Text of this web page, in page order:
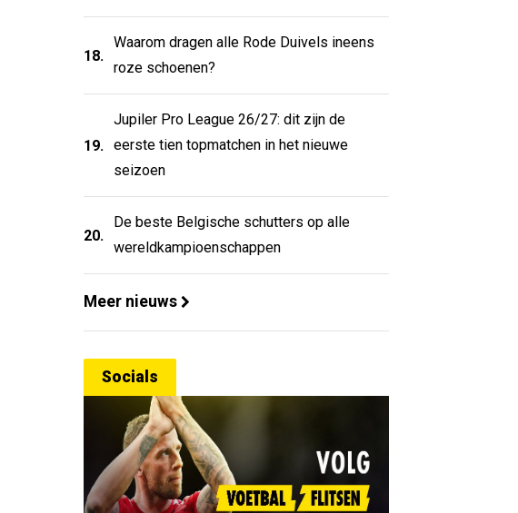
18.
Waarom dragen alle Rode Duivels ineens
roze schoenen?
19.
Jupiler Pro League 26/27: dit zijn de
eerste tien topmatchen in het nieuwe
seizoen
20.
De beste Belgische schutters op alle
wereldkampioenschappen
Meer nieuws
Socials